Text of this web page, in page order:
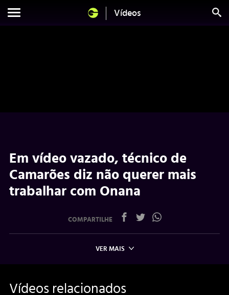
Vídeos
Em vídeo vazado, técnico de
Camarões diz não querer mais
trabalhar com Onana
COMPARTILHE
VER MAIS
Vídeos relacionados